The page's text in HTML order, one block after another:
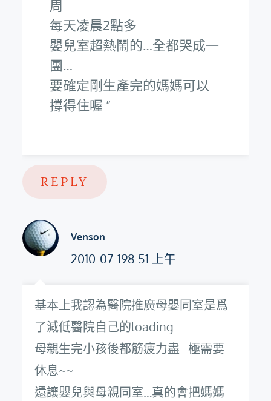
周
每天凌晨2點多
嬰兒室超熱鬧的…全都哭成一
團…
要確定剛生產完的媽媽可以
撐得住喔
REPLY
Venson
2010-07-198:51 上午
基本上我認為醫院推廣母嬰同室是爲
了減低醫院自己的loading…
母親生完小孩後都筋疲力盡…極需要
休息~~
還讓嬰兒與母親同室…真的會把媽媽